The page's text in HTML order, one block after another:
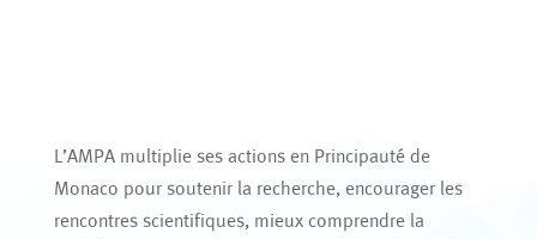
L’AMPA multiplie ses actions en Principauté de
Monaco pour soutenir la recherche, encourager les
rencontres scientifiques, mieux comprendre la